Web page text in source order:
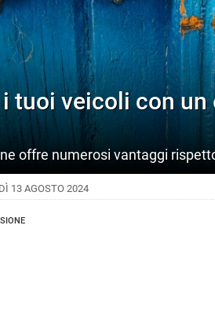
tuoi veicoli con un
offre numerosi vantaggi
13 AGOSTO 2024